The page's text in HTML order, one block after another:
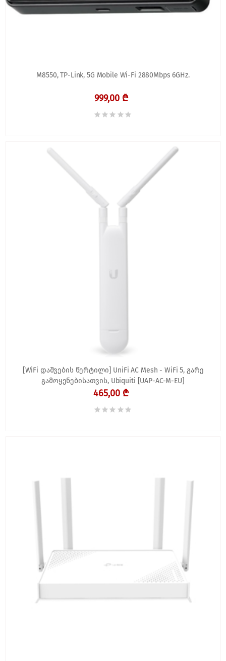
M8550, TP-Link, 5G Mobile Wi-Fi 2880Mbps 6GHz.
999,00 ₾
[WiFi დაშვების წერტილი] UniFi AC Mesh - WiFi 5, გარე
გამოყენებისათვის, Ubiquiti [UAP-AC-M-EU]
465,00 ₾